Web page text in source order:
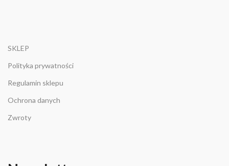
SKLEP
Polityka prywatności
Regulamin sklepu
Ochrona danych
Zwroty